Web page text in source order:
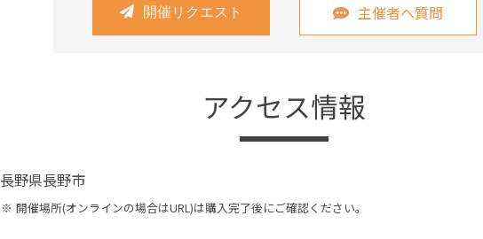
開催リクエスト 主催者へ質問
アクセス情報
長野県長野市
開催場所(オンラインの場合はURL)は購入完了後にご確認ください。